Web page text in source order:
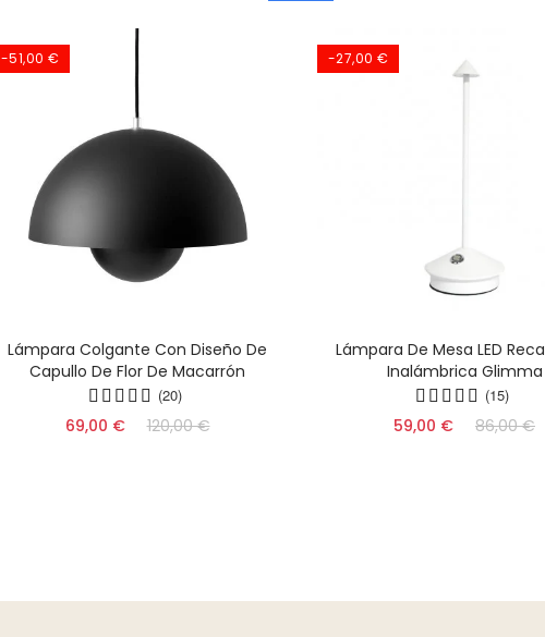
-51,00 €
Lámpara Colgante Con Diseño De
Capullo De Flor De Macarrón
(20)
69,00 € 120,00 €
-27,00 €
Lámpara De Mesa LED
Inalámbrica Glimma
(15)
59,00 € 86,00 €